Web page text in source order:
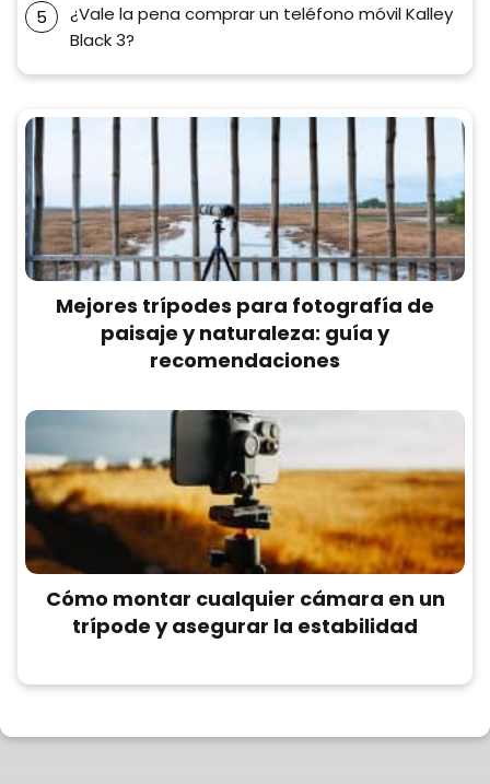
¿Vale la pena comprar un teléfono móvil Kalley
Black 3?
Mejores trípodes para fotografía de
paisaje y naturaleza: guía y
recomendaciones
Cómo montar cualquier cámara en un
trípode y asegurar la estabilidad